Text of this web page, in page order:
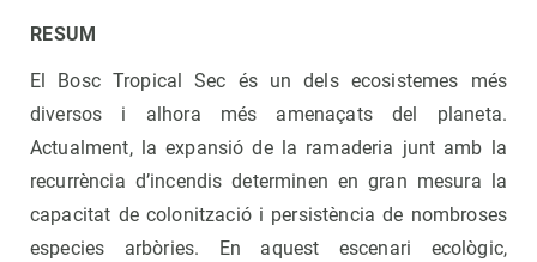
RESUM
El Bosc Tropical Sec és un dels ecosistemes més
diversos i alhora més amenaçats del planeta.
Actualment, la expansió de la ramaderia junt amb la
recurrència d’incendis determinen en gran mesura la
capacitat de colonització i persistència de nombroses
especies arbòries. En aquest escenari ecològic,